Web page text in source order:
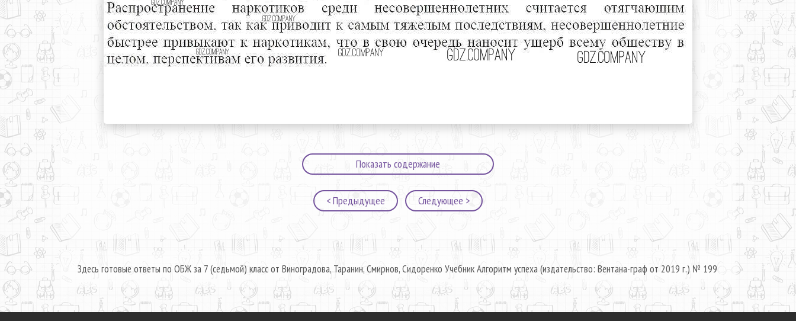
Показать содержание
< Предыдущее Следующее >
Здесь готовые ответы по ОБЖ за 7 (седьмой) класс от Виноградова, Таранин, Смирнов, Сидоренко Учебник Алгоритм успеха (издательство: Вентана-граф от 2019 г.) № 199